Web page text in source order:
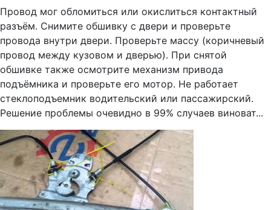
Провод мог обломиться или окислиться контактный
разъём. Снимите обшивку с двери и проверьте
провода внутри двери. Проверьте массу (коричневый
провод между кузовом и дверью). При снятой
обшивке также осмотрите механизм привода
подъёмника и проверьте его мотор. Не работает
стеклоподъемник водительский или пассажирский.
Решение проблемы очевидно в 99% случаев виноват...